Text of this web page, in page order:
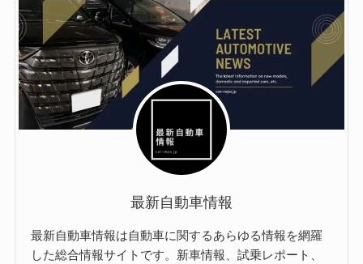
最新自動車情報
最新自動車情報は自動車に関するあらゆる情報を網羅
した総合情報サイトです。新車情報、試乗レポート、